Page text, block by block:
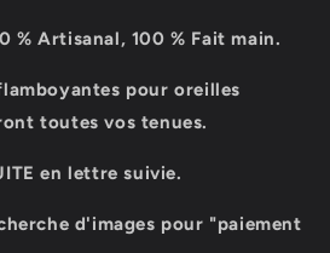
% Artisanal, 100 % Fait main.
pour oreilles
toutes vos tenues.
en lettre suivie.